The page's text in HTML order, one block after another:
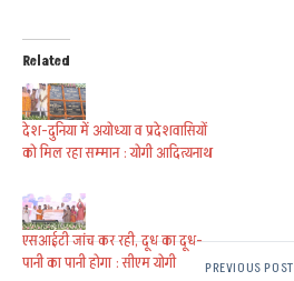
Related
देश-दुनिया में अयोध्या व प्रदेशवासियों
को मिल रहा सम्मान : योगी आदित्यनाथ
एसआईटी जांच कर रही, दूध का दूध-
पानी का पानी होगा : सीएम योगी
PREVIOUS POST